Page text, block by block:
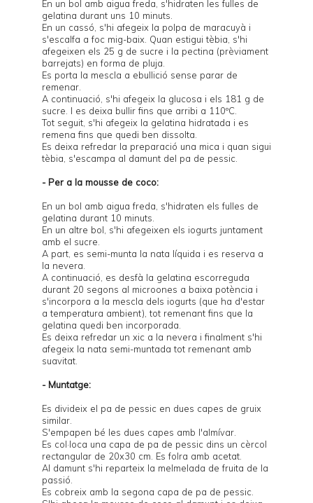
En un bol amb aigua freda, s'hidraten les fulles de
gelatina durant uns 10 minuts.
En un cassó, s'hi afegeix la polpa de maracuyà i
s'escalfa a foc mig-baix. Quan estigui tèbia, s'hi
afegeixen els 25 g de sucre i la pectina (prèviament
barrejats) en forma de pluja.
Es porta la mescla a ebullició sense parar de
remenar.
A continuació, s'hi afegeix la glucosa i els 181 g de
sucre. I es deixa bullir fins que arribi a 110ºC.
Tot seguit, s'hi afegeix la gelatina hidratada i es
remena fins que quedi ben dissolta.
Es deixa refredar la preparació una mica i quan sigui
tèbia, s'escampa al damunt del pa de pessic.
- Per a la mousse de coco:
En un bol amb aigua freda, s'hidraten els fulles de
gelatina durant 10 minuts.
En un altre bol, s'hi afegeixen els iogurts juntament
amb el sucre.
A part, es semi-munta la nata líquida i es reserva a
la nevera.
A continuació, es desfà la gelatina escorreguda
durant 20 segons al microones a baixa potència i
s'incorpora a la mescla dels iogurts (que ha d'estar
a temperatura ambient), tot remenant fins que la
gelatina quedi ben incorporada.
Es deixa refredar un xic a la nevera i finalment s'hi
afegeix la nata semi-muntada tot remenant amb
suavitat.
- Muntatge:
Es divideix el pa de pessic en dues capes de gruix
similar.
S'empapen bé les dues capes amb l'almívar.
Es col·loca una capa de pa de pessic dins un cèrcol
rectangular de 20x30 cm. Es folra amb acetat.
Al damunt s'hi reparteix la melmelada de fruita de la
passió.
Es cobreix amb la segona capa de pa de pessic.